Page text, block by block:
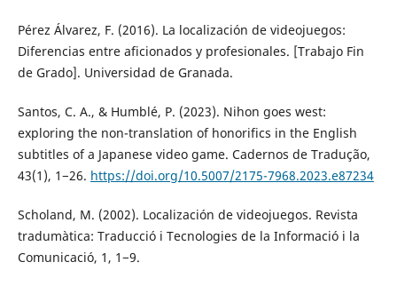
Pérez Álvarez, F. (2016). La localización de videojuegos:
Diferencias entre aficionados y profesionales. [Trabajo Fin
de Grado]. Universidad de Granada.
Santos, C. A., & Humblé, P. (2023). Nihon goes west:
exploring the non-translation of honorifics in the English
subtitles of a Japanese video game. Cadernos de Tradução,
43(1), 1−26. https://doi.org/10.5007/2175-7968.2023.e87234
Scholand, M. (2002). Localización de videojuegos. Revista
tradumàtica: Traducció i Tecnologies de la Informació i la
Comunicació, 1, 1−9.